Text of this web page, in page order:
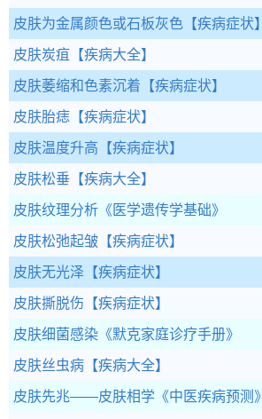
皮肤为金属颜色或石板灰色 【疾病症状】
皮肤炭疽 【疾病大全】
皮肤萎缩和色素沉着 【疾病症状】
皮肤胎痣 【疾病症状】
皮肤温度升高 【疾病症状】
皮肤松垂 【疾病大全】
皮肤纹理分析 《医学遗传学基础》
皮肤松弛起皱 【疾病症状】
皮肤无光泽 【疾病症状】
皮肤撕脱伤 【疾病症状】
皮肤细菌感染 《默克家庭诊疗手册》
皮肤丝虫病 【疾病大全】
皮肤先兆——皮肤相学 《中医疾病预测》